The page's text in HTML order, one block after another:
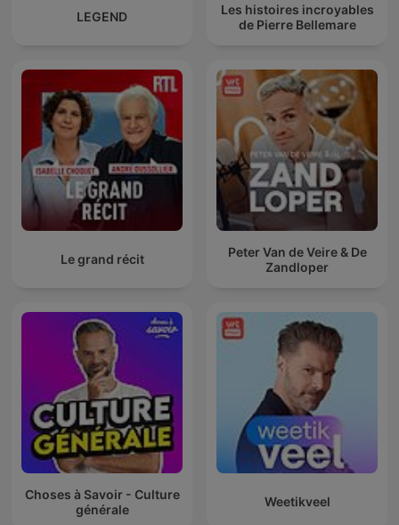
LEGEND
Les histoires incroyables
de Pierre Bellemare
Le grand récit
Peter Van de Veire & De
Zandloper
Choses à Savoir - Culture
générale
Weetikveel